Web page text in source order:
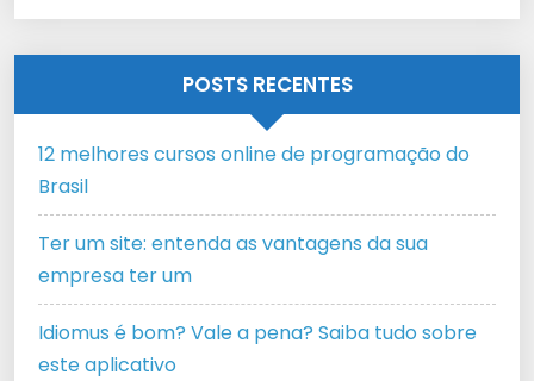
POSTS RECENTES
12 melhores cursos online de programação do
Brasil
Ter um site: entenda as vantagens da sua
empresa ter um
Idiomus é bom? Vale a pena? Saiba tudo sobre
este aplicativo